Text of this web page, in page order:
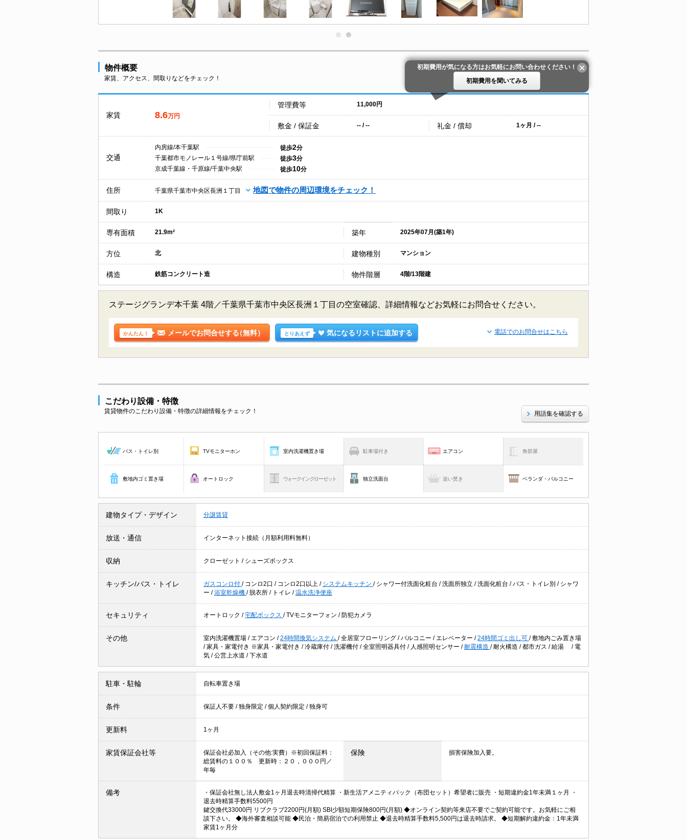
物件概要
家賃、アクセス、間取りなどをチェック！
初期費用が気になる方はお気軽にお問い合わせください！
初期費用を聞いてみる
家賃 8.6万円
管理費等 11,000円
敷金 / 保証金 -- / -- 礼金 / 償却 1ヶ月 / --
交通
内房線/本千葉駅 徒歩2分
千葉都市モノレール１号線/県庁前駅
徒歩3分
京成千葉線・千原線/千葉中央駅
徒歩10分
住所 千葉県千葉市中央区長洲１丁目 地図で物件の周辺環境をチェック！
間取り 1K
専有面積 21.9m² 築年 2025年07月(築1年)
方位 北 建物種別 マンション
構造 鉄筋コンクリート造 物件階層 4階/13階建
ステージグランデ本千葉 4階／千葉県千葉市中央区長洲１丁目の空室確認、詳細情報などお気軽にお問合せください。
かんたん！ メールでお問合せする（無料） とりあえず 気になるリストに追加する 電話でのお問合せはこちら
こだわり設備・特徴
賃貸物件のこだわり設備・特徴の詳細情報をチェック！ 用語集を確認する
バス・トイレ別 TVモニターホン 室内洗濯機置き場 駐車場付き エアコン 角部屋
敷地内ゴミ置き場 オートロック ウォークインクローゼット 独立洗面台 追い焚き ベランダ・バルコニー
建物タイプ・デザイン 分譲賃貸
放送・通信 インターネット接続（月額利用料無料）
収納 クローゼット / シューズボックス
キッチン/バス・トイレ ガスコンロ付 / コンロ2口 / コンロ2口以上 / システムキッチン / シャワー付洗面化粧台 /洗面所独立 /洗面化粧台 /バス・トイレ別 / シャワ
ー /浴室乾燥機 / 脱衣所 / トイレ /温水洗浄便座
セキュリティ オートロック /宅配ボックス /TVモニターフォン / 防犯カメラ
その他 室内洗濯機置場 / エアコン /24時間換気システム /全居室フローリング /バルコニー / エレベーター /24時間ゴミ出し可 /敷地内ごみ置き場
/家具・家電付き ※家具・家電付き /冷蔵庫付 /洗濯機付 /全室照明器具付 / 人感照明センサー /耐震構造 /耐火構造 /都市ガス /給湯 / 電
気 /公営上水道 /下水道
駐車・駐輪 自転車置き場
条件 保証人不要 /独身限定 /個人契約限定 /独身可
更新料 1ヶ月
家賃保証会社等
保証会社必加入（その他:実費）※初回保証料：
総賃料の１００％ 更新時：２０，０００円／
年毎
保険 損害保険加入要。
備考
・保証会社無し法人敷金1ヶ月退去時清掃代精算 ・新生活アメニティパック（布団セット）希望者に販売 ・短期違約金1年未満１ヶ月 ・
退去時精算手数料5500円
鍵交換代33000円 リブクラブ2200円(月額) SBI少額短期保険800円(月額) ◆オンライン契約等来店不要でご契約可能です。お気軽にご相
談下さい。 ◆海外審査相談可能 ◆民泊・簡易宿泊での利用禁止 ◆退去時精算手数料5,500円は退去時請求。 ◆短期解約違約金：1年未満
家賃1ヶ月分